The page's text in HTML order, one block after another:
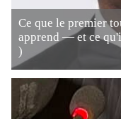
Ce que le premier
apprend — et ce
)